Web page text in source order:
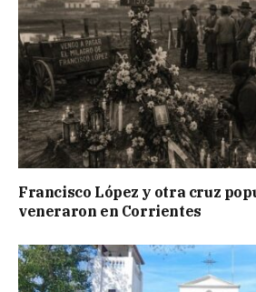
Francisco López y otra cruz
veneraron en Corrientes